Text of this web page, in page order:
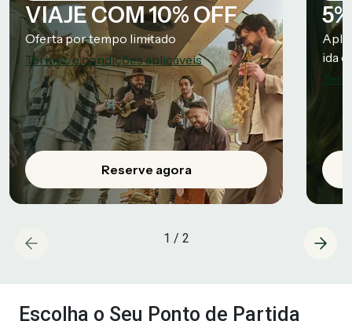
VIAJE COM 10% OFF
Oferta por tempo limitado
Termos e condições aplicáveis
Reserve agora
ida e
1 / 2
Escolha o Seu Ponto de Partida